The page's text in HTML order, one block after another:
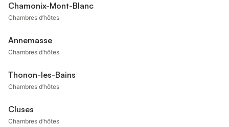
Chamonix-Mont-Blanc
Chambres d’hôtes
Annemasse
Chambres d’hôtes
Thonon-les-Bains
Chambres d’hôtes
Cluses
Chambres d’hôtes